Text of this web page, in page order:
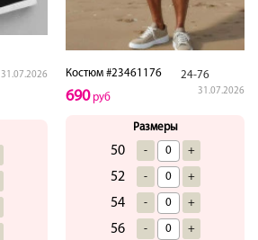
31.07.2026 Костюм #23461176 24-76
31.07.2026
690руб
Размеры
50 - +
52 - +
54 - +
56 - +